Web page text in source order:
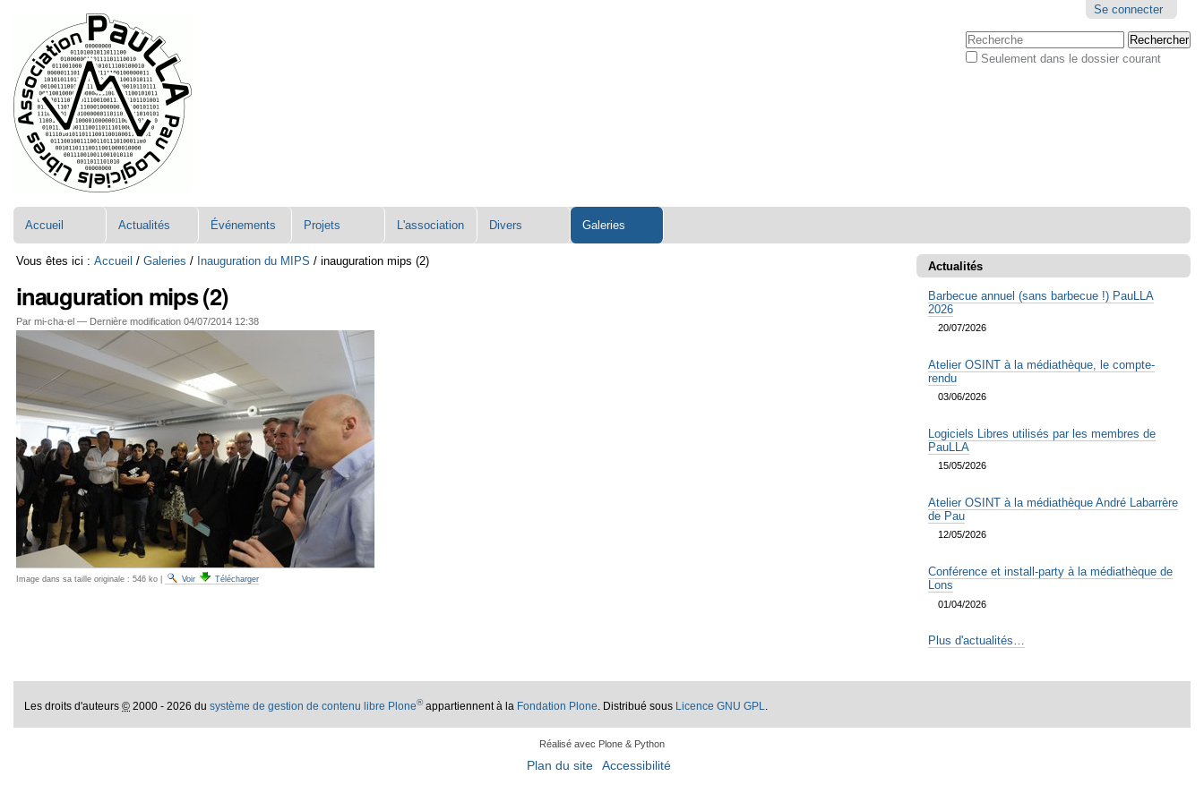
contenu.
Aller
à
la
navigation
personnels
Se connecter
Chercher par
Seulement dans le dossier courant
Accueil Actualités Événements Projets L'association Divers Galeries
Vous êtes ici : Accueil /Galeries / Inauguration du MIPS /inauguration mips (2)
inauguration mips (2)
Par mi-cha-el — Dernière modification 04/07/2014 12:38
Image dans sa taille originale : 546 ko Voir Télécharger
Actualités
Barbecue annuel (sans barbecue !) PauLLA
2026
20/07/2026
Atelier OSINT à la médiathèque, le compte-
rendu
03/06/2026
Logiciels Libres utilisés par les membres de
PauLLA
15/05/2026
Atelier OSINT à la médiathèque André Labarrère
de Pau
12/05/2026
Conférence et install-party à la médiathèque de
Lons
01/04/2026
Plus d'actualités…
Les droits d'auteurs© 2000 - 2026 dusystème de gestion de contenu libre Plone®appartiennent à la Fondation Plone . Distribué sous Licence GNU GPL
Réalisé avec Plone & Python
Plan du site Accessibilité